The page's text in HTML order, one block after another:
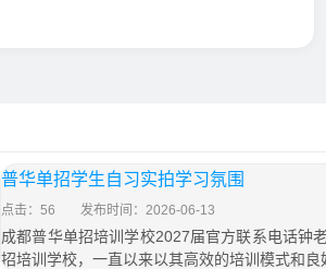
普华单招学生自习实拍学习氛围
点击：56 发布时间：2026-06-13
成都普华单招培训学校2027届官方联系电话钟
招培训学校，一直以来以其高效的培训模式和